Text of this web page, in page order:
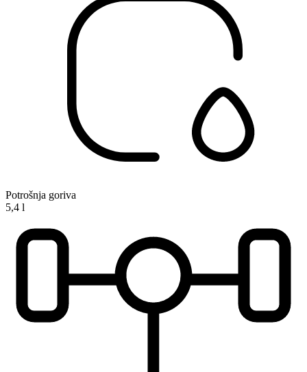
Potrošnja goriva
5,4 l